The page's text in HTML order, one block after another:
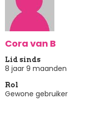
Cora van B
Lid sinds
8 jaar 9 maanden
Rol
Gewone gebruiker